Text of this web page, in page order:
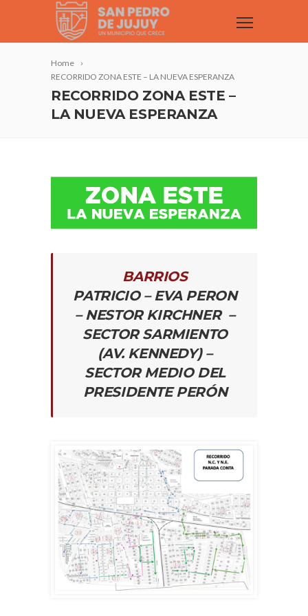
Home
RECORRIDO ZONA ESTE – LA NUEVA ESPERANZA
RECORRIDO ZONA ESTE –
LA NUEVA ESPERANZA
BARRIOS
PATRICIO – EVA PERON
– NESTOR KIRCHNER –
SECTOR SARMIENTO
(AV. KENNEDY) –
SECTOR MEDIO DEL
PRESIDENTE PERÓN